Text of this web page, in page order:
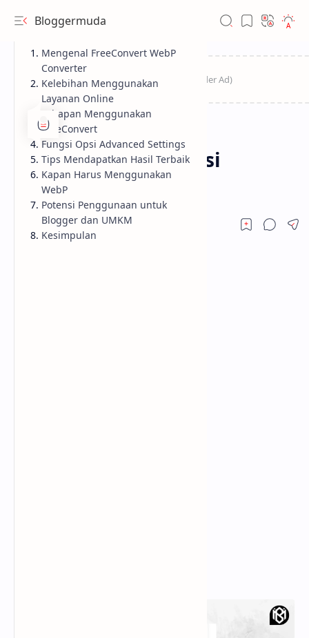
Bloggermuda
Tools
Cara Praktis Konversi
Gambar ke WebP
Mengenal FreeConvert WebP
Converter
Kelebihan Menggunakan
Layanan Online
Tahapan Menggunakan
FreeConvert
Fungsi Opsi Advanced Settings
Tips Mendapatkan Hasil Terbaik
Kapan Harus Menggunakan
WebP
Potensi Penggunaan untuk
Blogger dan UMKM
Kesimpulan